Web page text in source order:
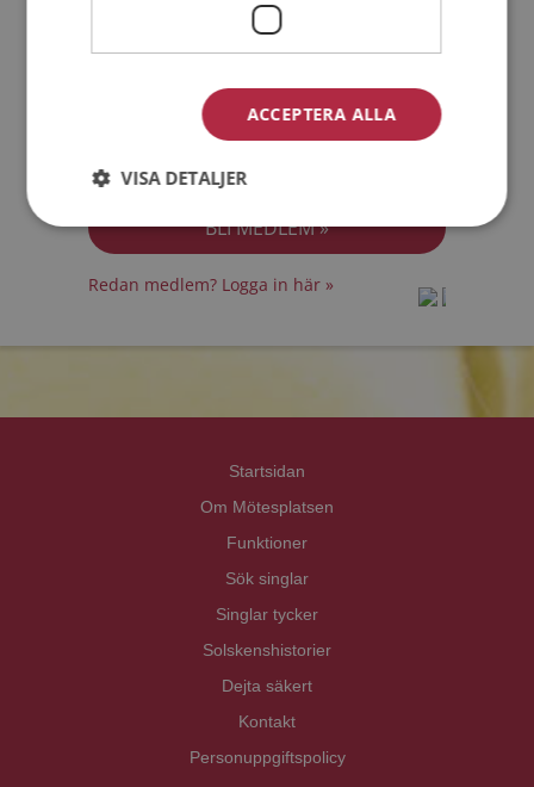
Medlemsvillkoren
Jag accepterarPersonuppgiftspolicyn
Redan medlem? Logga in här »
Startsidan
Om Mötesplatsen
Funktioner
Sök singlar
Singlar tycker
Solskenshistorier
Dejta säkert
Kontakt
Personuppgiftspolicy
ACCEPTERA ALLA
VISA DETALJER